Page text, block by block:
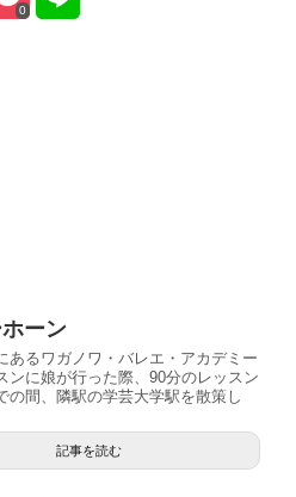
0
ーン
あるワガノワ・バレエ・アカデミー
ンに娘が行った際、90分のレッスン
の間、隣駅の学芸大学駅を散策し
記事を読む